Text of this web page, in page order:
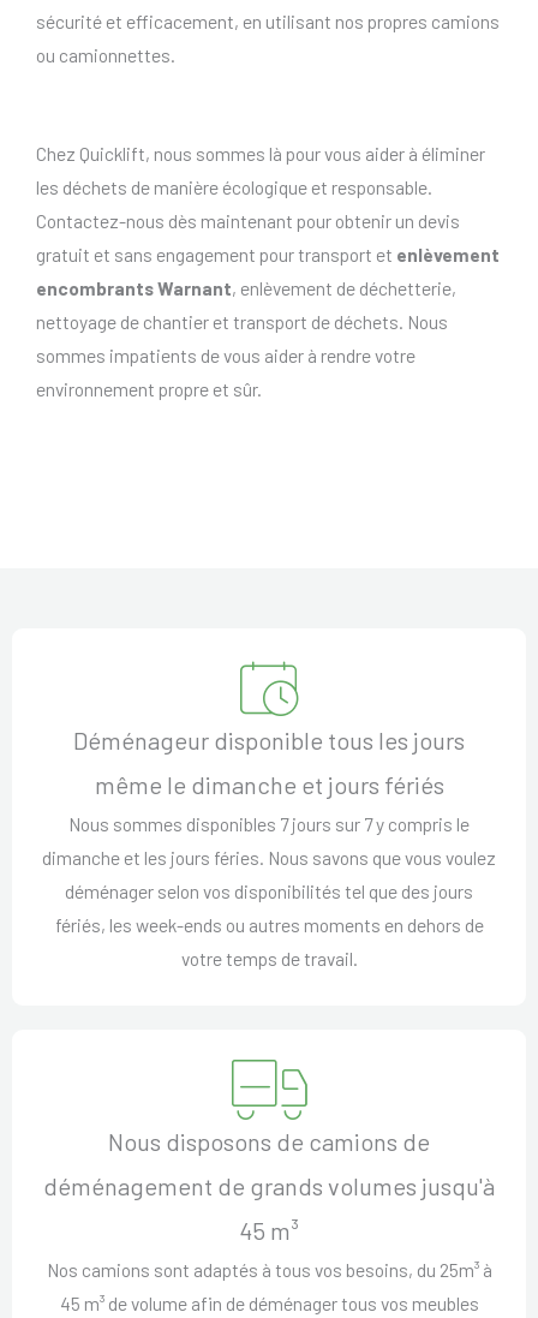
sécurité et efficacement, en utilisant nos propres camions
ou camionnettes.
Chez Quicklift, nous sommes là pour vous aider à éliminer
les déchets de manière écologique et responsable.
Contactez-nous dès maintenant pour obtenir un devis
gratuit et sans engagement pour transport et enlèvement
encombrants Warnant, enlèvement de déchetterie,
nettoyage de chantier et transport de déchets. Nous
sommes impatients de vous aider à rendre votre
environnement propre et sûr.
Déménageur disponible tous les jours
même le dimanche et jours fériés
Nous sommes disponibles 7 jours sur 7 y compris le
dimanche et les jours féries. Nous savons que vous voulez
déménager selon vos disponibilités tel que des jours
fériés, les week-ends ou autres moments en dehors de
votre temps de travail.
Nous disposons de camions de
déménagement de grands volumes jusqu'à
45 m³
Nos camions sont adaptés à tous vos besoins, du 25m³ à
45 m³ de volume afin de déménager tous vos meubles